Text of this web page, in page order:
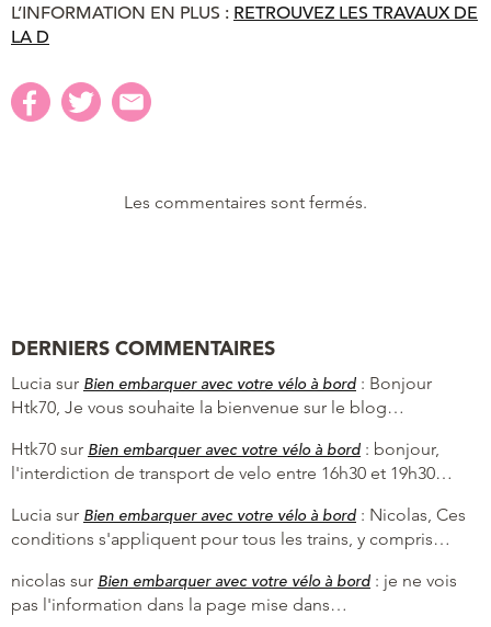
L’INFORMATION EN PLUS : RETROUVEZ LES TRAVAUX DE
LA D
Les commentaires sont fermés.
DERNIERS COMMENTAIRES
Lucia sur Bien embarquer avec votre vélo à bord : Bonjour
Htk70, Je vous souhaite la bienvenue sur le blog…
Htk70 sur Bien embarquer avec votre vélo à bord : bonjour,
l'interdiction de transport de velo entre 16h30 et 19h30…
Lucia sur Bien embarquer avec votre vélo à bord : Nicolas, Ces
conditions s'appliquent pour tous les trains, y compris…
nicolas sur Bien embarquer avec votre vélo à bord : je ne vois
pas l'information dans la page mise dans…